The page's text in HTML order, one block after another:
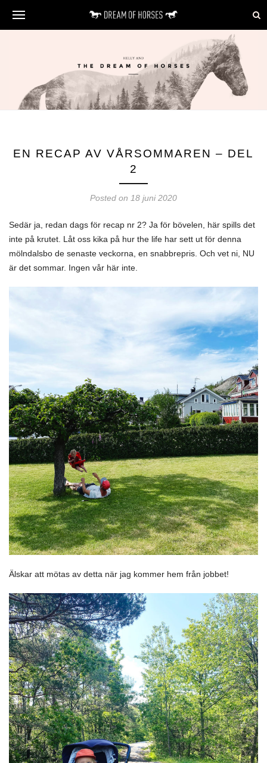
EN RECAP AV VÅRSOMMAREN – DEL
2
Posted on 18 juni 2020
Sedär ja, redan dags för recap nr 2? Ja för bövelen, här spills det
inte på krutet. Låt oss kika på hur the life har sett ut för denna
mölndalsbo de senaste veckorna, en snabbrepris. Och vet ni, NU
är det sommar. Ingen vår här inte.
Älskar att mötas av detta när jag kommer hem från jobbet!